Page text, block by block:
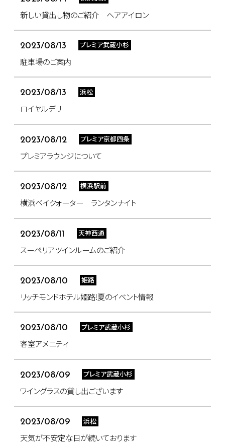
新しい貸出し物のご紹介 ヘアアイロン
2023/08/13 プレミア武蔵小杉
駐車場のご案内
2023/08/13 浜松
ロイヤルデリ
2023/08/12 プレミア京都四条
プレミアラウンジについて
2023/08/12 横浜駅前
横浜ベイクォーター ランタンナイト
2023/08/11 天神西通
スーペリアツインルームのご紹介
2023/08/10 姫路
リッチモンドホテル姫路!夏のイベント情報
2023/08/10 プレミア武蔵小杉
客室アメニティ
2023/08/09 プレミア武蔵小杉
ワイングラスの貸し出ございます
2023/08/09 浜松
天気が不安定な日が続いております